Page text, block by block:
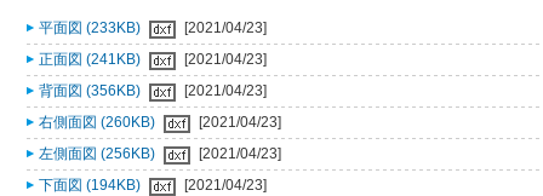
平面図 (233KB)
[2021/04/23]
正面図 (241KB)
[2021/04/23]
背面図 (356KB)
[2021/04/23]
右側面図 (260KB)
[2021/04/23]
左側面図 (256KB)
[2021/04/23]
下面図 (194KB)
[2021/04/23]